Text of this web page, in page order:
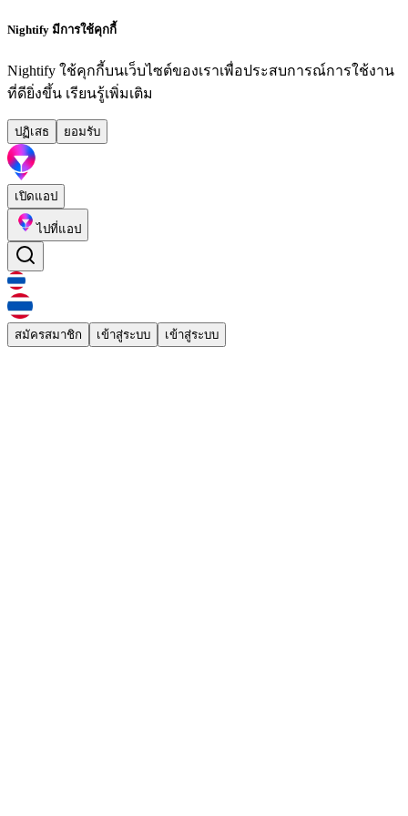
Nightify มีการใช้คุกกี้
Nightify ใช้คุกกี้บนเว็บไซต์ของเราเพื่อประสบการณ์การใช้งาน
ที่ดียิ่งขึ้น เรียนรู้เพิ่มเติม
ปฏิเสธ ยอมรับ
เปิดแอป
ไปที่แอป
สมัครสมาชิก เข้าสู่ระบบ เข้าสู่ระบบ